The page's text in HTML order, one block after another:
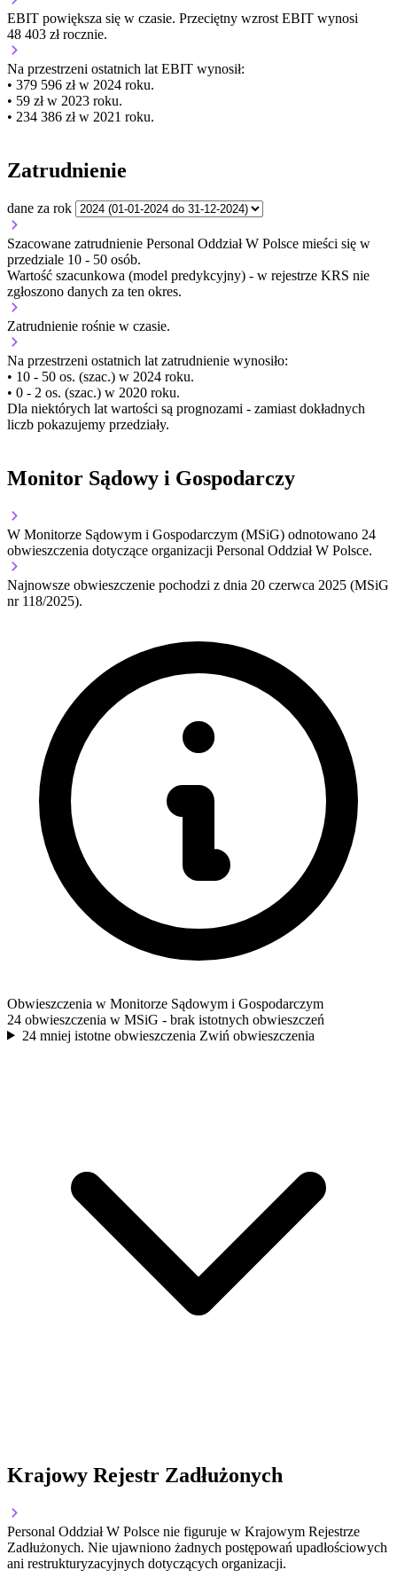
EBIT powiększa się w czasie. Przeciętny wzrost EBIT wynosi
48 403 zł rocznie.
Na przestrzeni ostatnich lat EBIT wynosił:
• 379 596 zł w 2024 roku.
• 59 zł w 2023 roku.
• 234 386 zł w 2021 roku.
Zatrudnienie
dane za rok
Szacowane zatrudnienie Personal Oddział W Polsce mieści się w
przedziale 10 - 50 osób.
Wartość szacunkowa (model predykcyjny) - w rejestrze KRS nie
zgłoszono danych za ten okres.
Zatrudnienie rośnie w czasie.
Na przestrzeni ostatnich lat zatrudnienie wynosiło:
• 10 - 50 os. (szac.) w 2024 roku.
• 0 - 2 os. (szac.) w 2020 roku.
Dla niektórych lat wartości są prognozami - zamiast dokładnych
liczb pokazujemy przedziały.
Monitor Sądowy i Gospodarczy
W Monitorze Sądowym i Gospodarczym (MSiG) odnotowano 24
obwieszczenia dotyczące organizacji Personal Oddział W Polsce.
Najnowsze obwieszczenie pochodzi z dnia 20 czerwca 2025 (MSiG
nr 118/2025).
Obwieszczenia w Monitorze Sądowym i Gospodarczym
24 obwieszczenia w MSiG - brak istotnych obwieszczeń
24 mniej istotne obwieszczenia Zwiń obwieszczenia
Krajowy Rejestr Zadłużonych
Personal Oddział W Polsce nie figuruje w Krajowym Rejestrze
Zadłużonych. Nie ujawniono żadnych postępowań upadłościowych
ani restrukturyzacyjnych dotyczących organizacji.